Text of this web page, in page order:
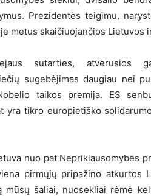
Prezidentės teigimu,
metus skaičiuojančios Lietuvos
sutarties, atvėrusios
sugebėjimas daugiau nei
taikos premija. ES
yra tikro europietiško
nuo pat Nepriklausomybės
pirmųjų pripažino atkurtos
mūsų šaliai, nuosekliai rėmė